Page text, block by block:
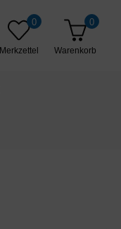
Merkzettel
0
Warenkorb
0